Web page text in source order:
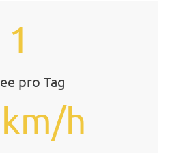
1
pro Tag
h